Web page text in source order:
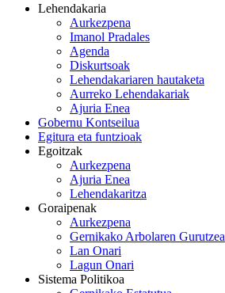
Lehendakaria
Aurkezpena
Imanol Pradales
Agenda
Diskurtsoak
Lehendakariaren hautaketa
Aurreko Lehendakariak
Ajuria Enea
Gobernu Kontseilua
Egitura eta funtzioak
Egoitzak
Aurkezpena
Ajuria Enea
Lehendakaritza
Goraipenak
Aurkezpena
Gernikako Arbolaren Gurutzea
Lan Onari
Lagun Onari
Sistema Politikoa